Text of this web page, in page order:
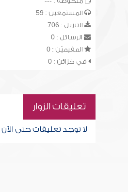
المستمعين : 59
التنزيل : 706
الرسائل : 0
المقيميّن : 0
في خزائن : 0
تعليقات الزوار
لا توجد تعليقات حتى الآن